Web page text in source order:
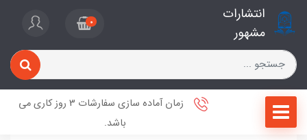
انتشارات
مشهور
0
زمان آماده سازی سفارشات 3 روز کاری می
باشد.